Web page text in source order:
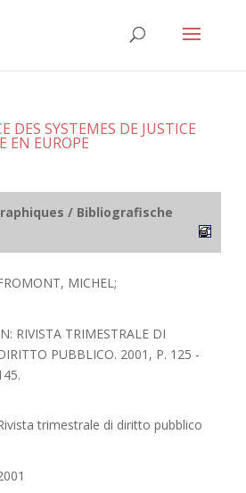
DES SYSTEMES DE JUSTICE
EN EUROPE
/ Bibliografische
MICHEL;
RIVISTA TRIMESTRALE DI
PUBBLICO. 2001, P. 125 -
trimestrale di diritto pubblico